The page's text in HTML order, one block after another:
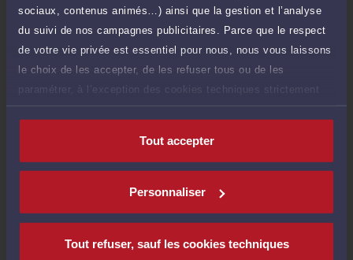
sociaux, contenus animés…) ainsi que la gestion et l’analyse
du suivi de nos campagnes publicitaires. Parce que le respect
de votre vie privée est essentiel pour nous, nous vous laissons
le choix de les accepter, de les refuser tous ou de les
paramétrer, à l’exception des cookies techniques strictement
nécessaires au fonctionnement du site.
Tout accepter
Personnaliser
Tout refuser, sauf les cookies techniques
Droit commercial, des affaires et de la concurrence
Langues
Disponibilités
Rendez-vous Consultation Consultation